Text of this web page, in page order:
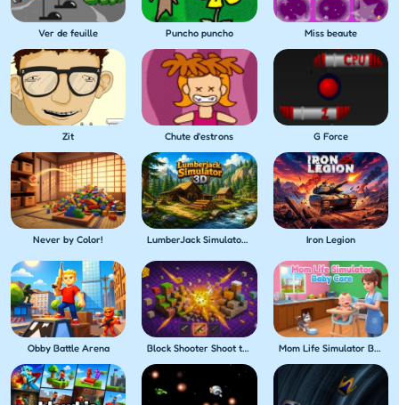
Ver de feuille Puncho puncho Miss beaute
Zit Chute d'estrons G Force
Never by Color! LumberJack Simulator 3D Iron Legion
Obby Battle Arena Block Shooter Shoot the Blocks! Mom Life Simulator Baby Care